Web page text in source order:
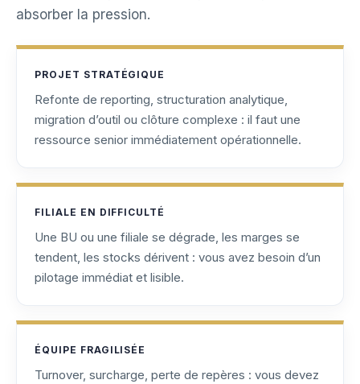
absorber la pression.
PROJET STRATÉGIQUE
Refonte de reporting, structuration analytique,
migration d’outil ou clôture complexe : il faut une
ressource senior immédiatement opérationnelle.
FILIALE EN DIFFICULTÉ
Une BU ou une filiale se dégrade, les marges se
tendent, les stocks dérivent : vous avez besoin d’un
pilotage immédiat et lisible.
ÉQUIPE FRAGILISÉE
Turnover, surcharge, perte de repères : vous devez